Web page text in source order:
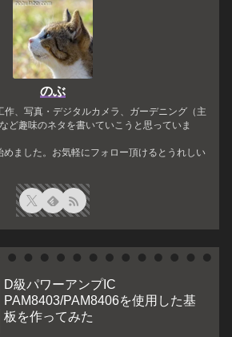
のぶ
作、写真・デジタルカメラ、ガーデニング（主
ど趣味のネタを書いていこうと思っていま
ました。お気軽にフォロー頂けるとうれしい
D級パワーアンプIC
PAM8403/PAM8406を使用した基
板を作ってみた